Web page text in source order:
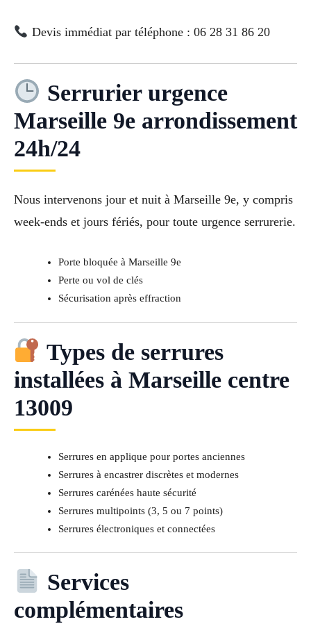
Devis immédiat par téléphone : 06 28 31 86 20
Serrurier urgence
Marseille 9e arrondissement
24h/24
Nous intervenons jour et nuit à Marseille 9e, y compris
week-ends et jours fériés, pour toute urgence serrurerie.
Porte bloquée à Marseille 9e
Perte ou vol de clés
Sécurisation après effraction
Types de serrures
installées à Marseille centre
13009
Serrures en applique pour portes anciennes
Serrures à encastrer discrètes et modernes
Serrures carénées haute sécurité
Serrures multipoints (3, 5 ou 7 points)
Serrures électroniques et connectées
Services
complémentaires